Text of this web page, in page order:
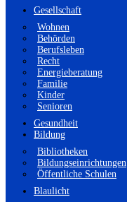
Gesellschaft
Wohnen
Behörden
Berufsleben
Recht
Energieberatung
Familie
Kinder
Senioren
Gesundheit
Bildung
Bibliotheken
Bildungseinrichtungen
Öffentliche Schulen
Blaulicht